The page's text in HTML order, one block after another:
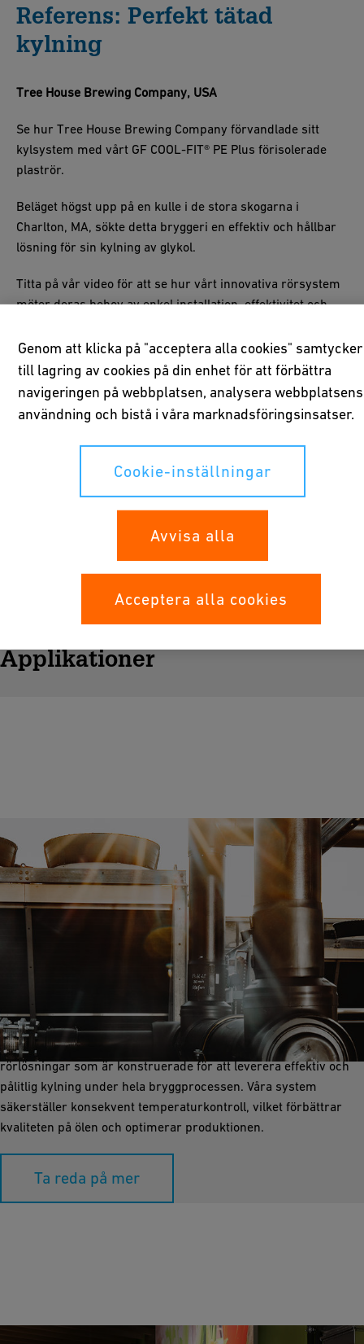
Referens: Perfekt tätad
kylning
Tree House Brewing Company, USA
Se hur Tree House Brewing Company förvandlade sitt
kylsystem med vårt GF COOL-FIT® PE Plus förisolerade
plaströr.
Beläget högst upp på en kulle i de stora skogarna i
Charlton, MA, sökte detta bryggeri en effektiv och hållbar
lösning för sin kylning av glykol.
Titta på vår video för att se hur vårt innovativa rörsystem
möter deras behov av enkel installation, effektivitet och
Vänligen acceptera alla cookies för att se
Cookie-inställningar
Applikationer
Processkylning
Processkylning är avgörande för att bibehålla de exakta
temperaturer som krävs under bryggning. GF Industry and
Infrastructure Flow Solutions erbjuder korrosionsfria
rörlösningar som är konstruerade för att leverera effektiv och
pålitlig kylning under hela bryggprocessen. Våra system
säkerställer konsekvent temperaturkontroll, vilket förbättrar
kvaliteten på ölen och optimerar produktionen.
Ta reda på mer
Genom att klicka på "acceptera alla cookies"
till lagring av cookies på din enhet för att förbättra
navigeringen på webbplatsen, analysera webbplatsens
användning och bistå i våra marknadsföringsinsatser.
Cookie-inställningar
Avvisa alla
Acceptera alla cookies